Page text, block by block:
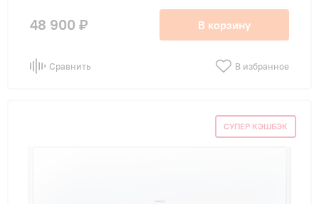
48 900 ₽ В корзину
Сравнить В избранное
СУПЕР КЭШБЭК